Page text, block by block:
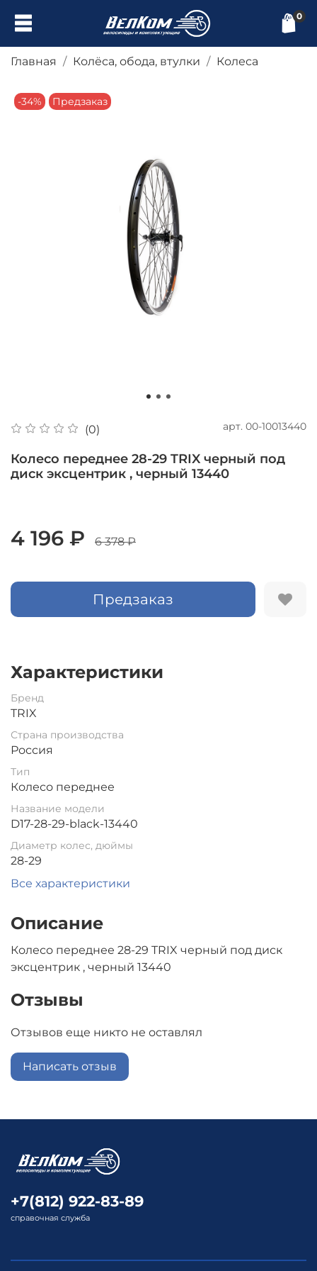
0
Главная Колёса, обода, втулки Колеса
-34% Предзаказ
(0) арт. 00-10013440
Колесо переднее 28-29 TRIX черный под
диск эксцентрик , черный 13440
4 196 ₽ 6 378 ₽
Предзаказ
Характеристики
Бренд
TRIX
Страна производства
Россия
Тип
Колесо переднее
Название модели
D17-28-29-black-13440
Диаметр колес, дюймы
28-29
Все характеристики
Описание
Колесо переднее 28-29 TRIX черный под диск
эксцентрик , черный 13440
Отзывы
Отзывов еще никто не оставлял
Написать отзыв
+7(812) 922-83-89
справочная служба